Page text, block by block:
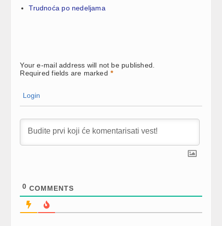
Trudnoća po nedeljama
Your e-mail address will not be published.
Required fields are marked *
Login
0 COMMENTS